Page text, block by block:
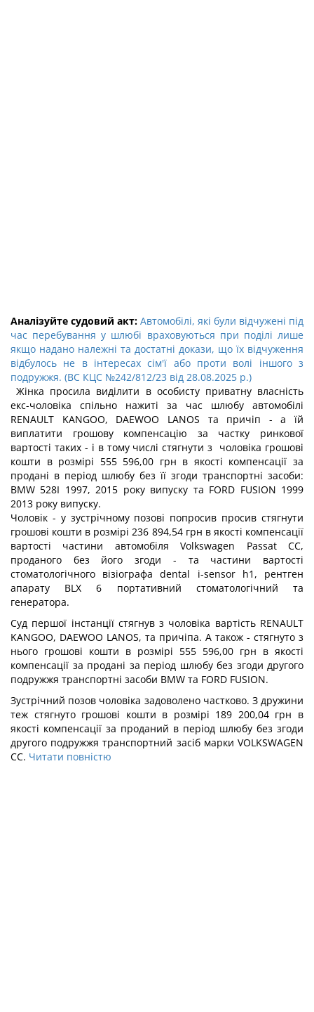
Аналізуйте судовий акт: Автомобілі, які були відчужені під
час перебування у шлюбі враховуються при поділі лише
якщо надано належні та достатні докази, що їх відчуження
відбулось не в інтересах сім'ї або проти волі іншого з
подружжя. (ВС КЦС №242/812/23 від 28.08.2025 р.)
Жінка просила виділити в особисту приватну власність
екс-чоловіка спільно нажиті за час шлюбу автомобілі
RENAULT KANGOO, DAEWOO LANOS та причіп - а їй
виплатити грошову компенсацію за частку ринкової
вартості таких - і в тому числі стягнути з чоловіка грошові
кошти в розмірі 555 596,00 грн в якості компенсації за
продані в період шлюбу без її згоди транспортні засоби:
BMW 528I 1997, 2015 року випуску та FORD FUSION 1999
2013 року випуску.
Чоловік - у зустрічному позові попросив просив стягнути
грошові кошти в розмірі 236 894,54 грн в якості компенсації
вартості частини автомобіля Volkswagen Passat CС,
проданого без його згоди - та частини вартості
стоматологічного візіографа dental i-sensor h1, рентген
апарату BLX 6 портативний стоматологічний та
генератора.
Суд першої інстанції стягнув з чоловіка вартість RENAULT
KANGOO, DAEWOO LANOS, та причіпа. А також - стягнуто з
нього грошові кошти в розмірі 555 596,00 грн в якості
компенсації за продані за період шлюбу без згоди другого
подружжя транспортні засоби BMW та FORD FUSION.
Зустрічний позов чоловіка задоволено частково. З дружини
теж стягнуто грошові кошти в розмірі 189 200,04 грн в
якості компенсації за проданий в період шлюбу без згоди
другого подружжя транспортний засіб марки VOLKSWAGEN
СС. Читати повністю